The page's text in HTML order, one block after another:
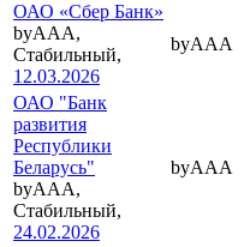
ОАО «Сбер Банк»
byAAA,
Стабильный,
12.03.2026
byAAA
ОАО "Банк
развития
Республики
Беларусь"
byAAA,
Стабильный,
24.02.2026
byAAA